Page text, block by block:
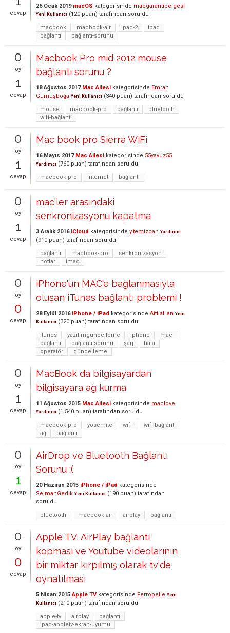
cevap
26 Ocak 2019 macOS kategorisinde macgarantibelgesi
Yeni Kullanıcı (120 puan) tarafından soruldu
macbook
macbook-air ipad-2
ipad
bağlantı
bağlantı-sorunu
0
oy
1
cevap
Macbook Pro mid 2012 mouse
bağlantı sorunu ?
18 Ağustos 2017 Mac Ailesi kategorisinde Emrah
Gümüşboğa Yeni Kullanıcı (340 puan) tarafından soruldu
mouse
macbook-pro bağlantı
bluetooth
wifi-bağlantı
0
oy
1
cevap
Mac book pro Sierra WiFi
16 Mayıs 2017 Mac Ailesi kategorisinde 55yavuz55
Yardımcı (760 puan) tarafından soruldu
macbook-pro
internet bağlantı
0
oy
1
cevap
mac'ler arasındaki
senkronizasyonu kapatma
3 Aralık 2016 iCloud kategorisinde y.temizcan Yardımcı
(910 puan) tarafından soruldu
bağlantı
macbook-pro
senkronizasyon
notlar
imac
0
oy
0
cevap
iPhone'un MAC'e bağlanmasıyla
oluşan iTunes bağlantı problemi !
28 Eylül 2016 iPhone / iPad kategorisinde AttilaHan Yeni
Kullanıcı (320 puan) tarafından soruldu
itunes
yazılımgüncelleme iphone
mac
bağlantı
bağlantı-sorunu şarj
hata
operatör
güncelleme
0
oy
1
cevap
MacBook da bilgisayardan
bilgisayara ağ kurma
11 Ağustos 2015 Mac Ailesi kategorisinde maclove
Yardımcı (1,540 puan) tarafından soruldu
macbook-pro
yosemite wifi-
wifi-bağlantı
ağ
bağlantı
0
oy
1
cevap
AirDrop ve Bluetooth Bağlantı
Sorunu :(
20 Haziran 2015 iPhone / iPad kategorisinde
SelmanGedik Yeni Kullanıcı (190 puan) tarafından
soruldu
bluetooth-
macbook-air airplay bağlantı
0
oy
0
cevap
Apple TV, AirPlay bağlantı
kopması ve Youtube videolarının
bir miktar kırpılmış olarak tv'de
oynatılması
5 Nisan 2015 Apple TV kategorisinde Ferropelle Yeni
Kullanıcı (210 puan) tarafından soruldu
apple-tv
airplay
bağlantı
ipad-appletv-ekran-uyumu